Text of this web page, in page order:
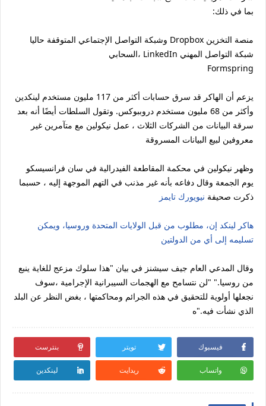
:بما في ذلك
وشبكة التواصل الإجتماعي المتوقفة حاليا Dropbox منصة التخزين
السحابي، LinkedIn شبكة التواصل المهني
Formspring
يزعم أن الهاكر قد سرق حسابات أكثر من 117 مليون مستخدم لينكدين
وأكثر من 68 مليون مستخدم دروببوكس. وتقول السلطات أيضًا أنه بعد
سرقة البيانات من الشركات الثلاث ، عمل نيكولين مع متآمرين غير
معروفين لبيع البيانات المسروقة
وظهر نيكولين في محكمة المقاطعة الفيدرالية في سان فرانسيسكو
يوم الجمعة وقال دفاعه بأنه غير مذنب في التهم الموجهة إليه ، حسبما
ذكرت صحيفة نيويورك تايمز
هاكر لينكد إن، مطلوب من قبل الولايات المتحدة وروسيا، ويمكن
تسليمه إلى أي من الدولتين
وقال المدعي العام جيف سيشنز في بيان "هذا سلوك مزعج للغاية ينبع
من روسيا." "لن نتسامح مع الهجمات السيبرانية الإجرامية ،سوف
نجعلها أولوية للتحقيق في هذه الجرائم ومحاكمتها ، بغض النظر عن البلد
الذي نشأت فيه."ه
فيسبوك تويتر بنترست
واتساب ريدايت لينكدين